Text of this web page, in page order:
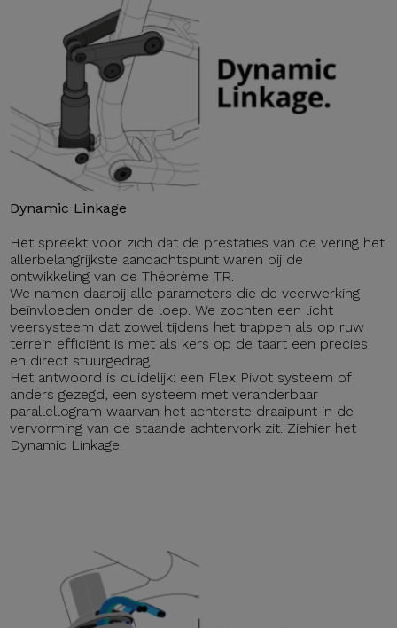
Dynamic Linkage
Het spreekt voor zich dat de prestaties van de vering het
allerbelangrijkste aandachtspunt waren bij de
ontwikkeling van de Théorème TR.
We namen daarbij alle parameters die de veerwerking
beïnvloeden onder de loep. We zochten een licht
veersysteem dat zowel tijdens het trappen als op ruw
terrein efficiënt is met als kers op de taart een precies
en direct stuurgedrag.
Het antwoord is duidelijk: een Flex Pivot systeem of
anders gezegd, een systeem met veranderbaar
parallellogram waarvan het achterste draaipunt in de
vervorming van de staande achtervork zit. Ziehier het
Dynamic Linkage.